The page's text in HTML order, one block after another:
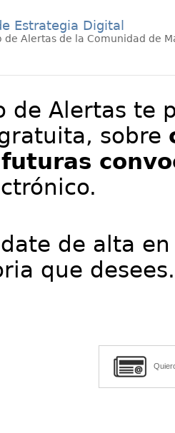
Estrategia Digital
de Alertas de la Comunidad de
de Alertas te
sobre
futuras
de alta
que desees.